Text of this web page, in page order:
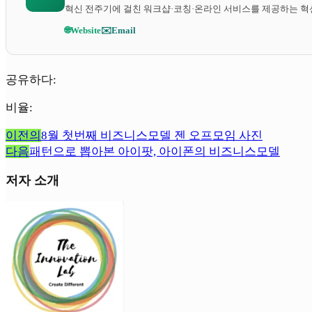
혁신 전주기에 걸친 워크샵·코칭·온라인 서비스를 제공하는 혁
🌐Website✉️Email
공유하다:
비율:
이전의8월 첫번째 비즈니스모델 젠 오프모임 사진
다음패턴으로 뽑아본 아이팟, 아이폰의 비즈니스모델
저자 소개